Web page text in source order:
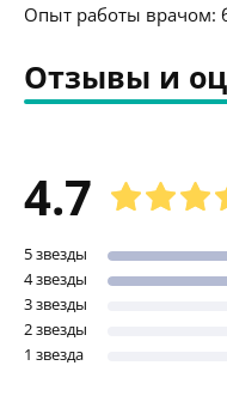
Опыт работы врачом:
Отзывы и
4.7
5 звезды
4 звезды
3 звезды
2 звезды
1 звезда